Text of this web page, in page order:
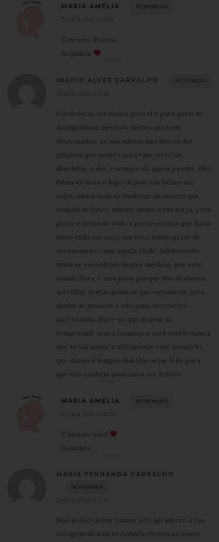
MARIA AMÉLIA RESPONDER
É mesmo Teresa.
Beijinhos
INÁCIO ALVES CARVALHO RESPONDER
Foi deveras arrasador para ti e para quem te
acompanhou, médicos destes são bem
dispensados, se não sabem não devem dar
palpites que neste caso eram certezas
absolutas, a dor é sempre de quem a sente, eles
falam na hora e logo depois vão beber um
copo, nunca mais se lembram da asneira que
acabam de fazer, admiro muito a tua força, a tua
garra e acima de tudo a perseverança que havia
nisto tudo um erro, um erro muito grave de
um sucateiro com aquela idade, infelizmente
ainda se encontram destes médicos por este
mundo fora, é uma pena porque nós devíamos
acreditar nestas pessoas que estudaram para
ajudar as pessoas e não para aterrorizá-
las.Costuma dizer-se que depois da
tempestade vem a bonança e será esta bonança
que te vai ajudar a ultrapassar este pesadelo
que durou 4 longos dias.Que sejas feliz para
que nós também possamos ser felizes.
MARIA AMÉLIA RESPONDER
É mesmo isso!
Beijinhos
MARIA FERNANDA CARVALHO
RESPONDER
Não posso deixar passar por agradecer a tua
coragem de ires sózinha!!!sofreres só esses